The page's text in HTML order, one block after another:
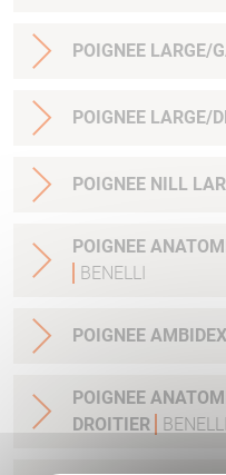
POIGNEE LARGE/
POIGNEE LARGE/
POIGNEE NILL
POIGNEE
BENELLI
POIGNEE
POIGNEE
DROITIER
BENELLI